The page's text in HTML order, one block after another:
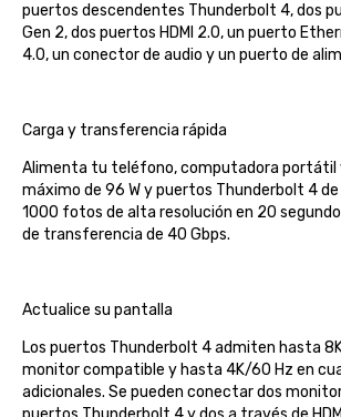
puertos descendentes Thunderbolt 4, dos
Gen 2, dos puertos HDMI 2.0, un puerto
4.0, un conector de audio y un puerto de
Carga y transferencia rápida
Alimenta tu teléfono, computadora portátil
máximo de 96 W y puertos Thunderbolt 4 de
1000 fotos de alta resolución en 20
de transferencia de 40 Gbps.
Actualice su pantalla
Los puertos Thunderbolt 4 admiten hasta
monitor compatible y hasta 4K/60 Hz en
adicionales. Se pueden conectar dos